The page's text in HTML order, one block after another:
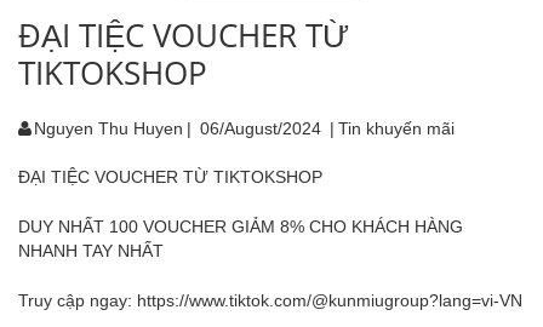
ĐẠI TIỆC VOUCHER TỪ
TIKTOKSHOP
Nguyen Thu Huyen | 06/August/2024 | Tin khuyến mãi
ĐẠI TIỆC VOUCHER TỪ TIKTOKSHOP
DUY NHẤT 100 VOUCHER GIẢM 8% CHO KHÁCH HÀNG
NHANH TAY NHẤT
Truy cập ngay: https://www.tiktok.com/@kunmiugroup?lang=vi-VN